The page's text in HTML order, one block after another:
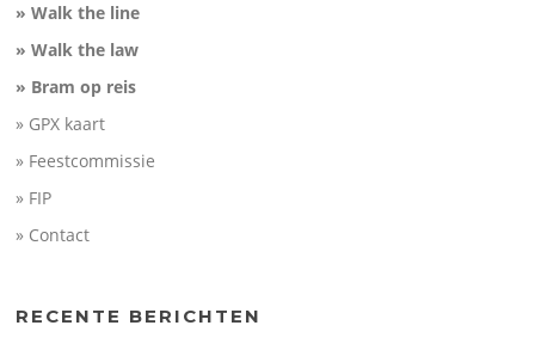
» Walk the line
» Walk the law
» Bram op reis
» GPX kaart
» Feestcommissie
» FIP
» Contact
RECENTE BERICHTEN